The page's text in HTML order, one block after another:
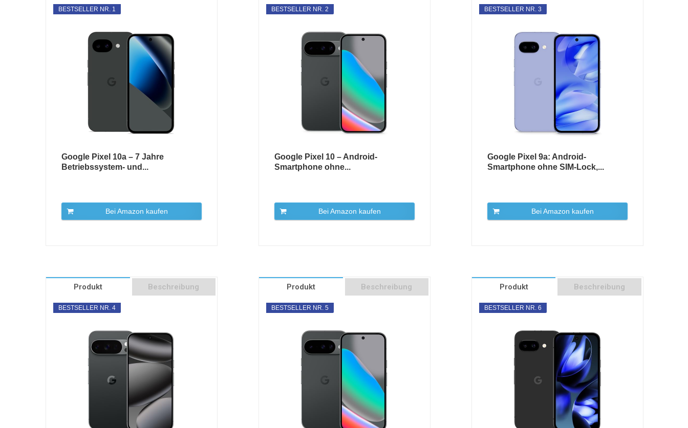
BESTSELLER NR. 1
Google Pixel 10a – 7 Jahre
Betriebssystem- und...
Bei Amazon kaufen
BESTSELLER NR. 2
Google Pixel 10 – Android-
Smartphone ohne...
Bei Amazon kaufen
BESTSELLER NR. 3
Google Pixel 9a: Android-
Smartphone ohne SIM-Lock,...
Bei Amazon kaufen
Produkt Beschreibung
BESTSELLER NR. 4
Produkt Beschreibung
BESTSELLER NR. 5
Produkt Beschreibung
BESTSELLER NR. 6